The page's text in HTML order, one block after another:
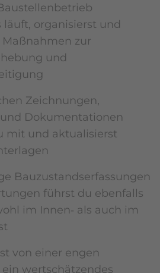
läuft, organisierst und
zur
und
Zeichnungen,
Dokumentationen
mit und aktualisierst
Bauzustandserfassungen
führst du ebenfalls
im Innen‑ als auch im
von einer engen
wertschätzendes